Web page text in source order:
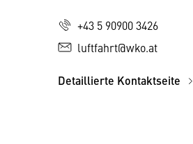
+43 5 90900 3426
luftfahrt@wko.at
Detaillierte Kontaktseite